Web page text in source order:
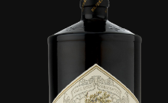
ADD TO CART / DETALLES